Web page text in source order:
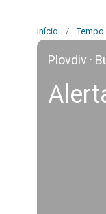
Início / Tempo
Plovdiv ·